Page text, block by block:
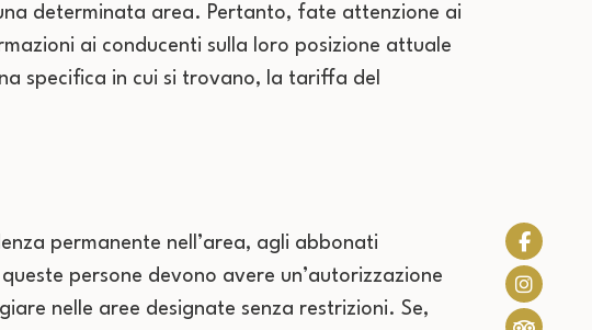
determinata area. Pertanto, fate attenzione ai
ai conducenti sulla loro posizione attuale
specifica in cui si trovano, la tariffa del
permanente nell’area, agli abbonati
persone devono avere un’autorizzazione
nelle aree designate senza restrizioni. Se,